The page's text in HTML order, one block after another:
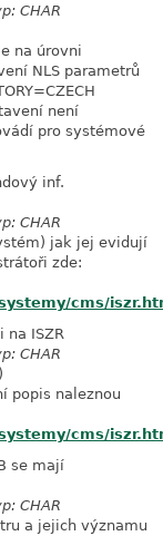
CHAR
na úrovni
NLS parametrů
není
pro systémové
inf.
CHAR
jak jej evidují
zde:
cms/
na ISZR
CHAR
popis naleznou
cms/
se mají
CHAR
a jejich významu